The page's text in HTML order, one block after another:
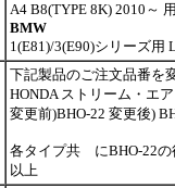
A4 B8(TYPE 8K) 2010～
BMW
1(E81)/3(E90)シリーズ
下記製品のご注文品番
HONDA ストリーム・エ
変更前)BHO-22 変更後)
各タイプ共 にBHO-22の
以上